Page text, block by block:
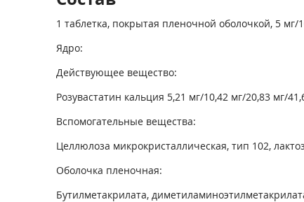
1 таблетка, покрытая пленочной оболочкой, 5 мг/
Ядро:
Действующее вещество:
Розувастатин кальция 5,21 мг/10,42 мг/20,83 мг/
Вспомогательные вещества:
Целлюлоза микрокристаллическая, тип 102,
Оболочка пленочная:
Бутилметакрилата,